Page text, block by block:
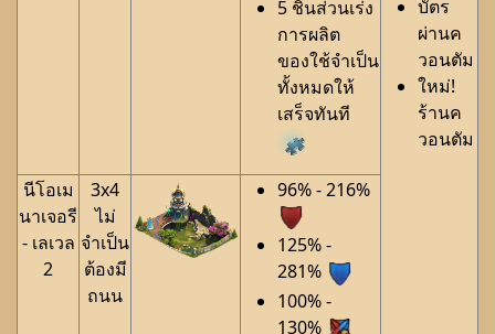
5 ชิ้นส่วนเร่ง
การผลิต
ของใช้จำเป็น
ทั้งหมดให้
เสร็จทันที
บัตร
ผ่านค
วอนตัม
ใหม่!
ร้านค
วอนตัม
นีโอเม
นาเจอรี
- เลเวล
2
3x4
ไม่
จำเป็น
ต้องมี
ถนน
96% - 216%
125% -
281%
100% -
130%